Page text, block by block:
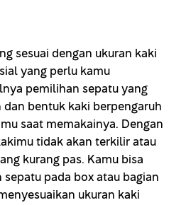
sesuai dengan ukuran kaki
yang perlu kamu
pemilihan sepatu yang
dan bentuk kaki berpengaruh
saat memakainya. Dengan
tidak akan terkilir atau
kurang pas. Kamu bisa
pada box atau bagian
ukuran kaki